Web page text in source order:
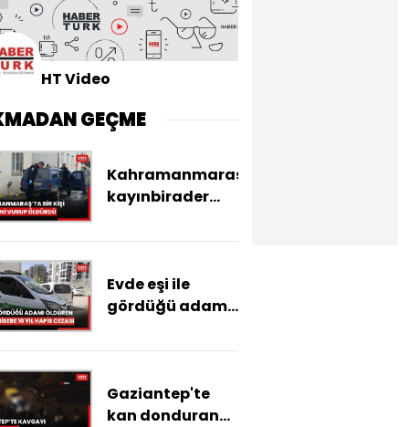
HT Video
GEÇME
Kahramanmaraş'ta
kayınbirader
Eniştesini
binerken
vurarak öldürdü
Evde eşi ile
gördüğü adamı
başkomisere 10
Gaziantep'te
kan donduran